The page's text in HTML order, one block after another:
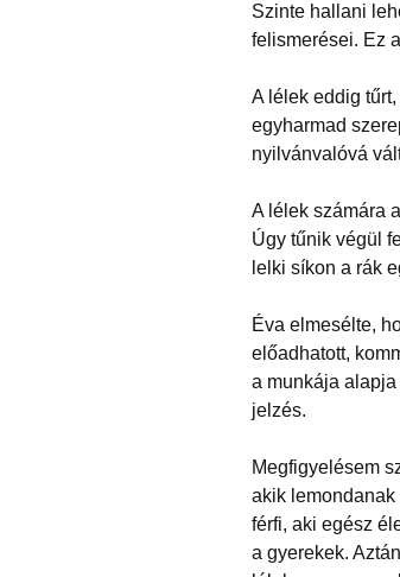
Szinte hallani
felismerései. Ez
A lélek eddig
egyharmad
nyilvánvalóvá
A lélek számára
Úgy tűnik végül
lelki síkon a rák
Éva elmesélte,
előadhatott,
a munkája
jelzés.
Megfigyelésem
akik
férfi, aki egész
a gyerekek.